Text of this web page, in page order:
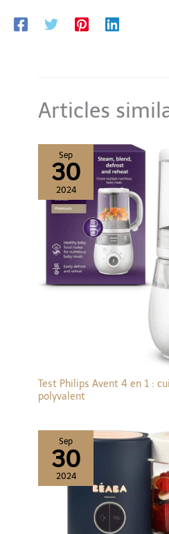
:Fabriqué en Tritan résistant à
Articles
Sep
30
2024
Test Philips Avent 4 en 1 :
polyvalent
Sep
30
2024